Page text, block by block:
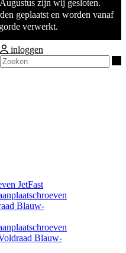
zijn wij gesloten.
geplaatst en worden vanaf
verwerkt.
inloggen
JetFast
Blauw-
Blauw-